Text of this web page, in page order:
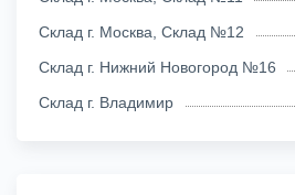
Склад г. Москва, Склад №12
Склад г. Нижний Новогород №16
Склад г. Владимир